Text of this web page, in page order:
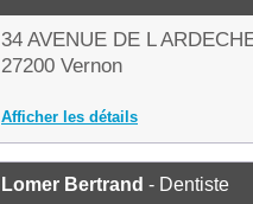
34 AVENUE DE L
27200 Vernon
Afficher les détails
Lomer Bertrand - Dentiste